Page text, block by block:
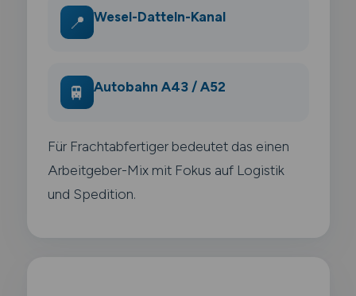
📍 Wesel-Datteln-Kanal
🚆 Autobahn A43 / A52
Für Frachtabfertiger bedeutet das einen
Arbeitgeber-Mix mit Fokus auf Logistik
und Spedition.